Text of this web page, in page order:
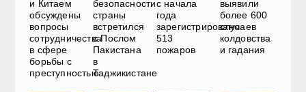
и Китаем
обсуждены
вопросы
сотрудничества
в сфере
борьбы с
преступностью
безопасности
страны
встретился
с Послом
Пакистана
в
Таджикистане
с начала
года
зарегистрировано
513
пожаров
выявили
более 600
случаев
колдовства
и гадания